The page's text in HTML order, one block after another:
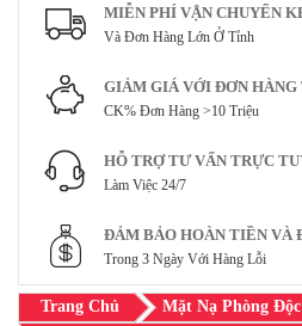
MIỄN PHÍ VẬN CHUYỂN
Và Đơn Hàng Lớn Ở Tỉnh
GIẢM GIÁ VỚI ĐƠN
CK% Đơn Hàng >10 Triệu
HỖ TRỢ TƯ VẤN TRỰC
Làm Việc 24/7
ĐẢM BẢO HOÀN TIỀN VÀ
Trong 3 Ngày Với Hàng Lỗi
Trang Chủ
Mặt Nạ Phòng